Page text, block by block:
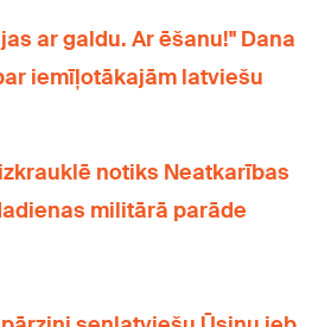
ar galdu. Ar ēšanu!" Dana
iemīļotākajām latviešu
notiks Neatkarības
militārā parāde